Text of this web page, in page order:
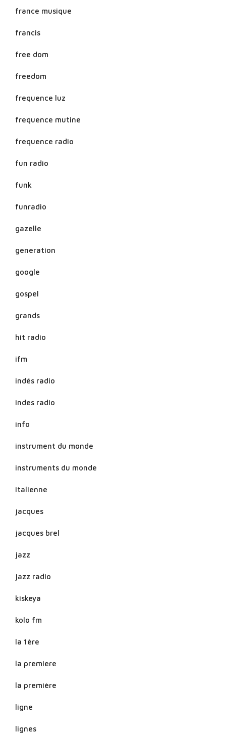
france musique
francis
free dom
freedom
frequence luz
frequence mutine
frequence radio
fun radio
funk
funradio
gazelle
generation
google
gospel
grands
hit radio
ifm
indés radio
indes radio
info
instrument du monde
instruments du monde
italienne
jacques
jacques brel
jazz
jazz radio
kiskeya
kolo fm
la 1ère
la premiere
la première
ligne
lignes